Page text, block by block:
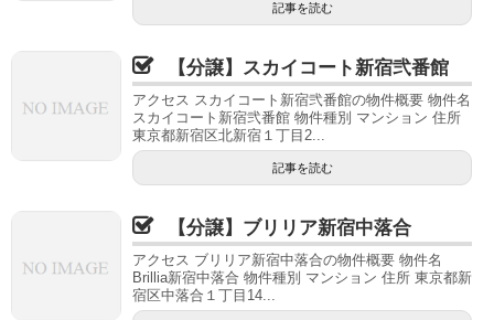
記事を読む
【分譲】スカイコート新宿弐番館
アクセス スカイコート新宿弐番館の物件概要 物件名
スカイコート新宿弐番館 物件種別 マンション 住所
東京都新宿区北新宿１丁目2...
記事を読む
【分譲】ブリリア新宿中落合
アクセス ブリリア新宿中落合の物件概要 物件名
Brillia新宿中落合 物件種別 マンション 住所 東京都新
宿区中落合１丁目14...